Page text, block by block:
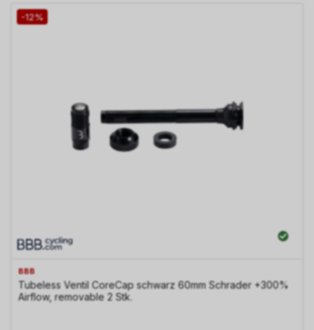
-12%
BBB
Tubeless Ventil CoreCap schwarz 60mm Schrader +300%
Airflow, removable 2 Stk.